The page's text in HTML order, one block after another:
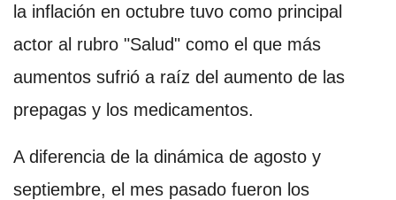
la inflación en octubre tuvo como principal
actor al rubro "Salud" como el que más
aumentos sufrió a raíz del aumento de las
prepagas y los medicamentos.
A diferencia de la dinámica de agosto y
septiembre, el mes pasado fueron los